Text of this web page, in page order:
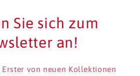
Sie sich zum
an!
Erster von neuen Kollektionen